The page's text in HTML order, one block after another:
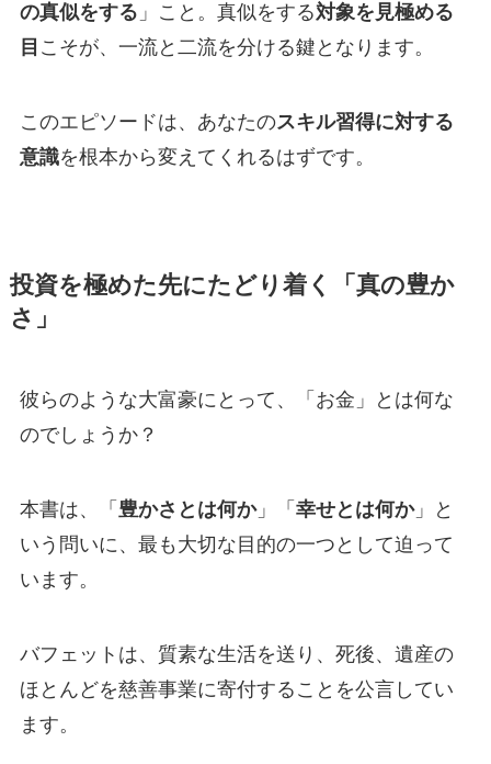
の真似をする 」こと。真似をする対象を見極める
目 こそが、一流と二流を分ける鍵となります。
このエピソードは、あなたのスキル習得に対する
意識を根本から変えてくれるはずです。
投資を極めた先にたどり着く「真の豊か
さ」
彼らのような大富豪にとって、「お金」とは何な
のでしょうか？
本書は、「 豊かさとは何か」「 幸せとは何か」と
いう問いに、最も大切な目的の一つとして迫って
います。
バフェットは、質素な生活を送り、死後、遺産の
ほとんどを慈善事業に寄付することを公言してい
ます。